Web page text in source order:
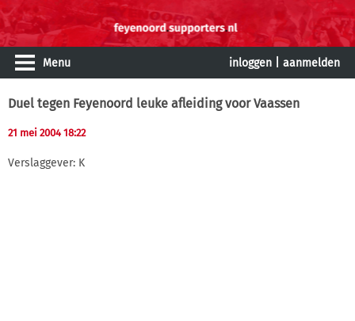
Menu inloggen aanmelden
Duel tegen Feyenoord leuke afleiding voor Vaassen
21 mei 2004 18:22
Verslaggever: K